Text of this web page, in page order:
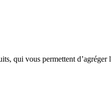
qui vous permettent